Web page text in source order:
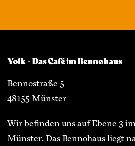
Yolk - Das Café im Bennohaus
Bennostraße 5
48155 Münster
Wir befinden uns auf Ebene 3
Münster. Das Bennohaus liegt